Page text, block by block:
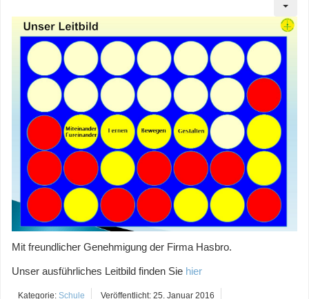
Mit freundlicher Genehmigung der Firma Hasbro.
Unser ausführliches Leitbild finden Sie hier
Kategorie: Schule Veröffentlicht: 25. Januar 2016